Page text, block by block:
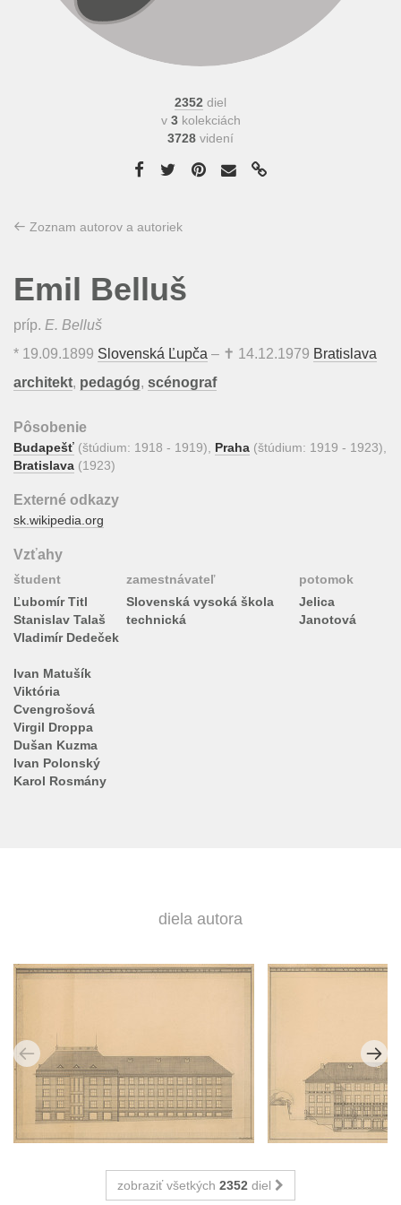
2352 diel
v 3kolekciách
3728 videní
Zoznam autorov a autoriek
Emil Belluš
príp. E. Belluš
* 19.09.1899 Slovenská Ľupča – ✝ 14.12.1979 Bratislava
architekt, pedagóg, scénograf
Pôsobenie
Budapešť (štúdium: 1918 - 1919), Praha (štúdium: 1919 - 1923),
Bratislava (1923)
Externé odkazy
sk.wikipedia.org
Vzťahy
študent zamestnávateľ
potomok
Ľubomír Titl
Stanislav Talaš
Vladimír Dedeček
Ivan Matušík
Viktória
Cvengrošová
Virgil Droppa
Dušan Kuzma
Ivan Polonský
Karol Rosmány
Slovenská vysoká škola
technická
Jelica
Janotová
diela autora
zobraziť všetkých 2352 diel